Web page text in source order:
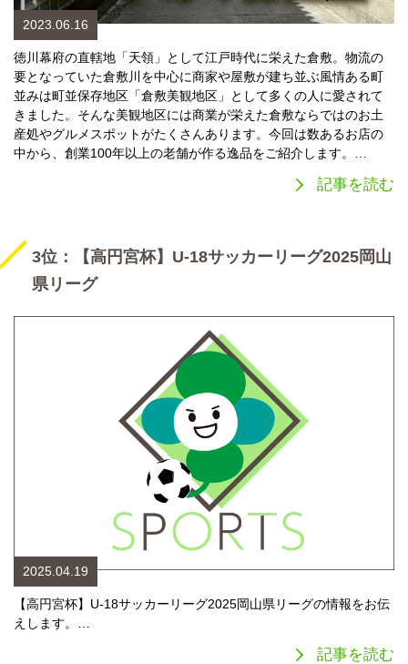
2023.06.16
徳川幕府の直轄地「天領」として江戸時代に栄えた倉敷。物流の
要となっていた倉敷川を中心に商家や屋敷が建ち並ぶ風情ある町
並みは町並保存地区「倉敷美観地区」として多くの人に愛されて
きました。そんな美観地区には商業が栄えた倉敷ならではのお土
産処やグルメスポットがたくさんあります。今回は数あるお店の
中から、創業100年以上の老舗が作る逸品をご紹介します。…
記事を読む
3位：【高円宮杯】U-18サッカーリーグ2025岡山
県リーグ
2025.04.19
【高円宮杯】U-18サッカーリーグ2025岡山県リーグの情報をお伝
えします。…
記事を読む